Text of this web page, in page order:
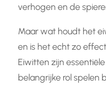
verhogen en de
Maar wat houdt het
en is het echt zo
Eiwitten zijn
belangrijke rol spelen